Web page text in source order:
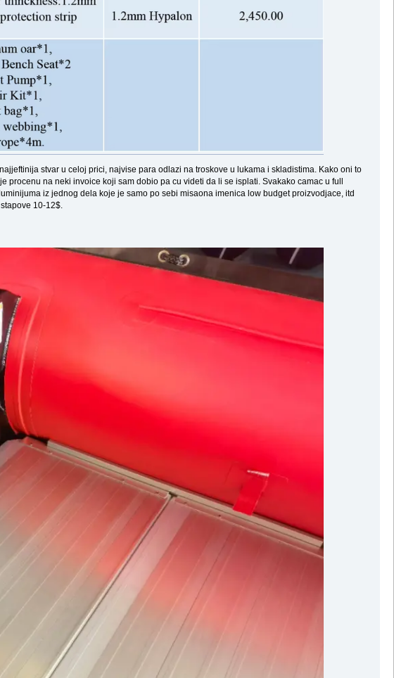
stvar u celoj prici, najvise para odlazi na troskove u lukama i skladistima. Kako oni to
na neki invoice koji sam dobio pa cu videti da li se isplati. Svakako camac u full
iz jednog dela koje je samo po sebi misaona imenica low budget proizvodjace, itd
10-12$.